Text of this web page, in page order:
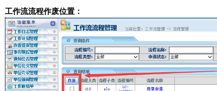
工作流流程作废位置：